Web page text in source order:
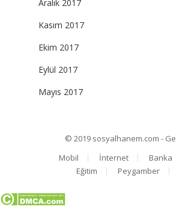
Aralık 2017
Kasım 2017
Ekim 2017
Eylül 2017
Mayıs 2017
© 2019 sosyalhanem.com -
Mobil
İnternet Banka
Eğitim
Peygamber